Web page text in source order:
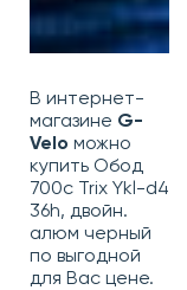
В интернет-
магазине G-
Velo можно
купить Обод
700c Trix Ykl-d4
36h, двойн.
алюм черный
по выгодной
для Вас цене.